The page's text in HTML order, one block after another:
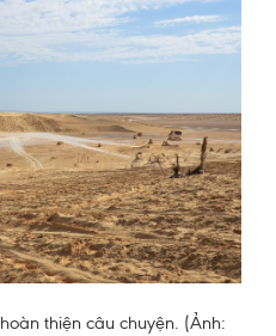
thiện câu chuyện. (Ảnh: